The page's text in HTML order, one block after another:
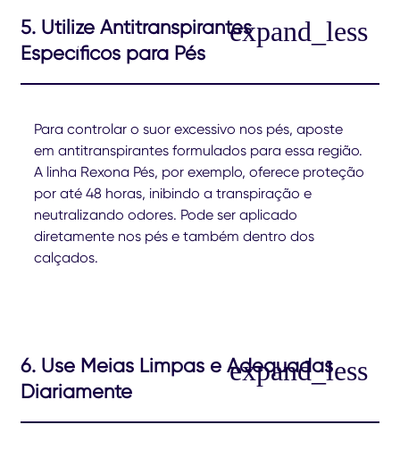
5. Utilize Antitranspirantes
Específicos para Pés
Para controlar o suor excessivo nos pés, aposte
em antitranspirantes formulados para essa região.
A linha Rexona Pés, por exemplo, oferece proteção
por até 48 horas, inibindo a transpiração e
neutralizando odores. Pode ser aplicado
diretamente nos pés e também dentro dos
calçados.
6. Use Meias Limpas e Adequadas
Diariamente